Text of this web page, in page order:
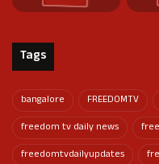
Tags
bangalore FREEDOMTV
freedom tv daily news
freedomtvdailyupdates